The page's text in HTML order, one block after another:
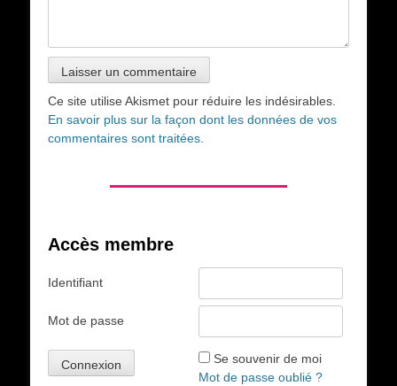
Ce site utilise Akismet pour réduire les indésirables.
En savoir plus sur la façon dont les données de vos
commentaires sont traitées.
Accès membre
Identifiant
Mot de passe
Se souvenir de moi
Mot de passe oublié ?